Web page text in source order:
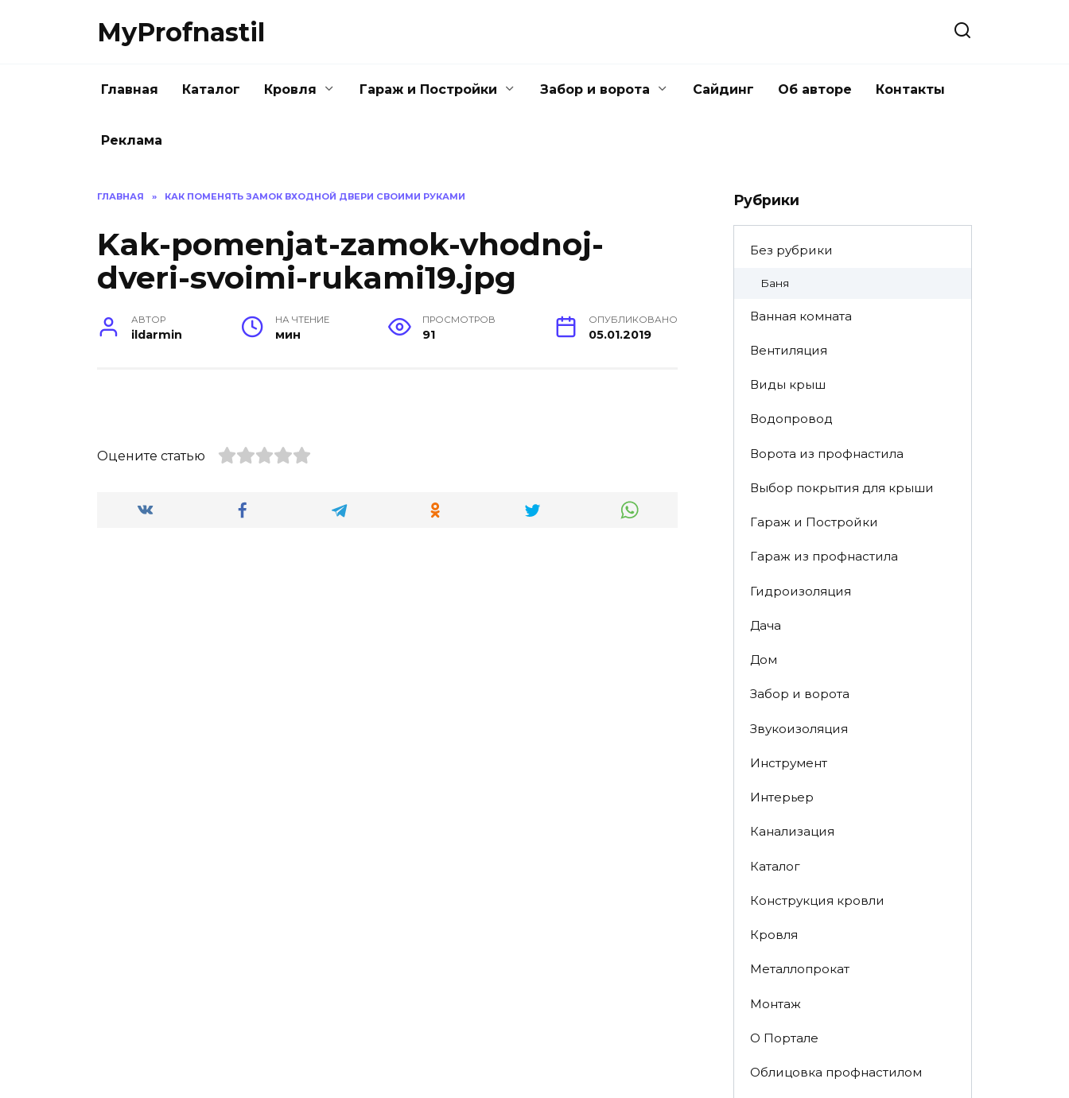
MyProfnastil
Главная Каталог Кровля Гараж и Постройки Забор и ворота Сайдинг Об авторе Контакты
Реклама
ГЛАВНАЯ » КАК ПОМЕНЯТЬ ЗАМОК ВХОДНОЙ ДВЕРИ СВОИМИ РУКАМИ
Kak-pomenjat-zamok-vhodnoj-
dveri-svoimi-rukami19.jpg
АВТОР
ildarmin
НА ЧТЕНИЕ
мин
ПРОСМОТРОВ
91
ОПУБЛИКОВАНО
05.01.2019
Оцените статью
Рубрики
Без рубрики
Баня
Ванная комната
Вентиляция
Виды крыш
Водопровод
Ворота из профнастила
Выбор покрытия для крыши
Гараж и Постройки
Гараж из профнастила
Гидроизоляция
Дача
Дом
Забор и ворота
Звукоизоляция
Инструмент
Интерьер
Канализация
Каталог
Конструкция кровли
Кровля
Металлопрокат
Монтаж
О Портале
Облицовка профнастилом